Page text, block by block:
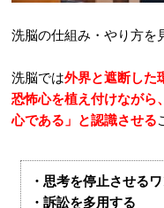
洗脳の仕組み・やり方を
洗脳では外界と遮断した
恐怖心を植え付けながら
心である」と認識させる
・思考を停止させる
・訴訟を多用する